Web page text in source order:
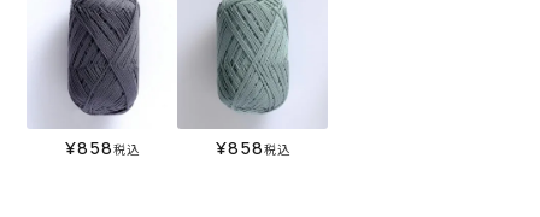
¥858税込 ¥858税込